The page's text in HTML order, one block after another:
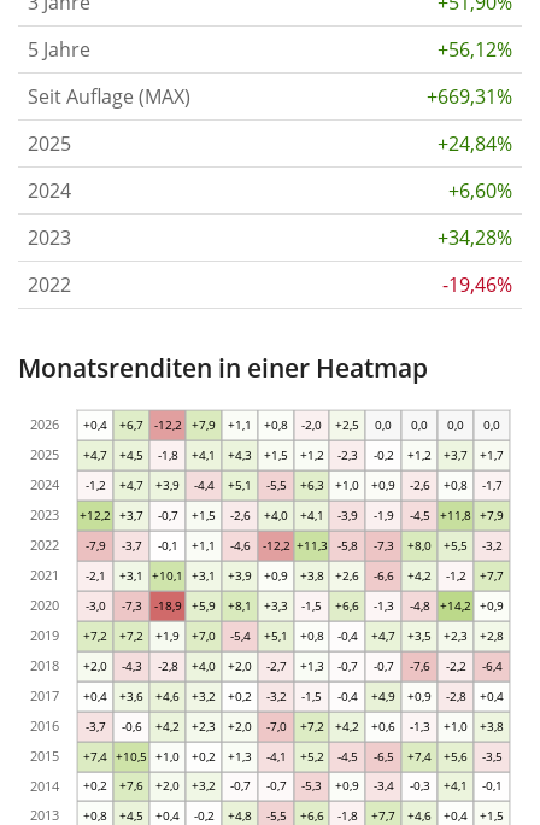
5 Jahre
+56,12%
Seit Auflage (MAX)
+669,31%
2025
+24,84%
2024
+6,60%
2023
+34,28%
2022
-19,46%
Monatsrenditen in einer Heatmap
+0,8 +4,5 +0,4 -0,2 +4,8 -5,5 +6,6 -1,8 +7,7 +4,6 +0,4 +1,5
+0,2 +7,6 +2,0 +3,2 -0,7 -0,7 -5,3 +0,9 -3,4 -0,3 +4,1 -0,1
+7,4 +10,5 +1,0 +0,2 +1,3 -4,1 +5,2 -4,5 -6,5 +7,4 +5,6 -3,5
-3,7 -0,6 +4,2 +2,3 +2,0 -7,0 +7,2 +4,2 +0,6 -1,3 +1,0 +3,8
+0,4 +3,6 +4,6 +3,2 +0,2 -3,2 -1,5 -0,4 +4,9 +0,9 -2,8 +0,4
+2,0 -4,3 -2,8 +4,0 +2,0 -2,7 +1,3 -0,7 -0,7 -7,6 -2,2 -6,4
+7,2 +7,2 +1,9 +7,0 -5,4 +5,1 +0,8 -0,4 +4,7 +3,5 +2,3 +2,8
-3,0 -7,3 -18,9 +5,9 +8,1 +3,3 -1,5 +6,6 -1,3 -4,8 +14,2 +0,9
-2,1 +3,1 +10,1 +3,1 +3,9 +0,9 +3,8 +2,6 -6,6 +4,2 -1,2 +7,7
-7,9 -3,7 -0,1 +1,1 -4,6 -12,2 +11,3 -5,8 -7,3 +8,0 +5,5 -3,2
+12,2 +3,7 -0,7 +1,5 -2,6 +4,0 +4,1 -3,9 -1,9 -4,5 +11,8 +7,9
-1,2 +4,7 +3,9 -4,4 +5,1 -5,5 +6,3 +1,0 +0,9 -2,6 +0,8 -1,7
+4,7 +4,5 -1,8 +4,1 +4,3 +1,5 +1,2 -2,3 -0,2 +1,2 +3,7 +1,7
+0,4 +6,7 -12,2 +7,9 +1,1 +0,8 -2,0 +2,5 0,0 0,0 0,0 0,0
2013
2014
2015
2016
2017
2018
2019
2020
2021
2022
2023
2024
2025
2026